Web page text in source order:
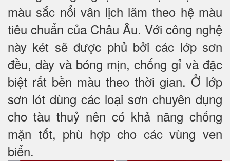
màu sắc nổi vân lịch lãm theo hệ màu
tiêu chuẩn của Châu Âu. Với công nghệ
này két sẽ được phủ bởi các lớp sơn
đều, dày và bóng mịn, chống gỉ và đặc
biệt rất bền màu theo thời gian. Ở lớp
sơn lót dùng các loại sơn chuyên dụng
cho tàu thuỷ nên có khả năng chống
mặn tốt, phù hợp cho các vùng ven
biển.